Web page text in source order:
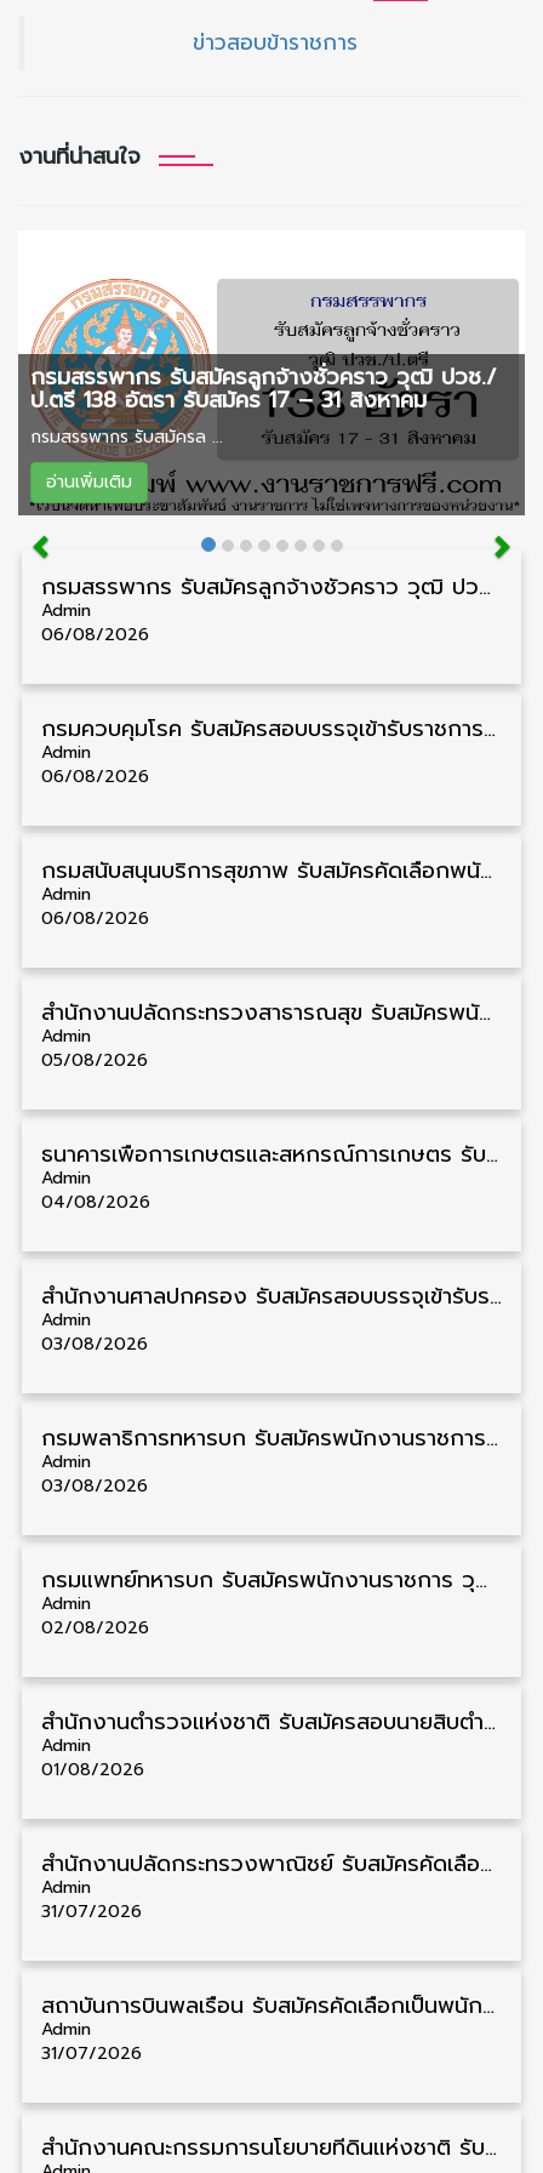
ข่าวสอบข้าราชการ
งานที่น่าสนใจ
กรมสรรพากร รับสมัครลูกจ้างชั่วคราว วุฒิ ปวช./
ป.ตรี 138 อัตรา รับสมัคร 17 – 31 สิงหาคม
กรมสรรพากร รับสมัครล ...
อ่านเพิ่มเติม
กรมสรรพากร รับสมัครลูกจ้างชั่วคราว วุฒิ ปวช./ป.ตรี 138 อัตรา รับสมัคร 17 – 31 สิงหาคม
Admin
06/08/2026
กรมควบคุมโรค รับสมัครสอบบรรจุเข้ารับราชการ วุฒิ ปวส./ป.ตรี 17 อัตรา รับสมัคร 17 สิงหาคม – 4 กันยายน
Admin
06/08/2026
กรมสนับสนุนบริการสุขภาพ รับสมัครคัดเลือกพนักงานราชการ วุฒิ ปวส./ป.ตรี 13 อัตรา รับสมัคร 11 – 20 สิงหาคม
Admin
06/08/2026
สำนักงานปลัดกระทรวงสาธารณสุข รับสมัครพนักงานราชการรูปแบบพิเศษ วุฒิ ปวส./ป.ตรี 102 อัตรา รับสมัคร 17 – 28 สิงหาคม
Admin
05/08/2026
ธนาคารเพื่อการเกษตรและสหกรณ์การเกษตร รับสมัครบุคคลเพื่อเป็นผู้ช่วยพนักงาน วุฒิ ป.ตรี 5 อัตรา รับสมัคร 4 – 14 สิงหาคม
Admin
04/08/2026
สํานักงานศาลปกครอง รับสมัครสอบบรรจุเข้ารับราชการ วุฒิ ป.ตรี 72 อัตรา รับสมัคร 31 สิงหาคม – 18 กันยายน
Admin
03/08/2026
กรมพลาธิการทหารบก รับสมัครพนักงานราชการ วุฒิ ม.3/ม.6/ปวช. 66 อัตรา รับสมัคร 10 – 17 สิงหาคม
Admin
03/08/2026
กรมแพทย์ทหารบก รับสมัครพนักงานราชการ วุฒิ ม.3/ม.6/ปวช./ปวท./ปวส. 6 อัตรา รับสมัคร 3 – 7 สิงหาคม
Admin
02/08/2026
สำนักงานตำรวจแห่งชาติ รับสมัครสอบนายสิบตำรวจ วุฒิ ม.6/ปวช. 6,000 อัตรา รับสมัคร 8 – 19 สิงหาคม
Admin
01/08/2026
สำนักงานปลัดกระทรวงพาณิชย์ รับสมัครคัดเลือกพนักงานราชการ วุฒิ ปวส./ป.ตรี 11 อัตรา รับสมัคร 10 – 21 สิงหาคม
Admin
31/07/2026
สถาบันการบินพลเรือน รับสมัครคัดเลือกเป็นพนักงาน วุฒิ ป.ตรี/ป.โท/ป.เอก 11 อัตรา รับสมัคร 27 กรกฎาคม – 10 สิงหาคม
Admin
31/07/2026
สำนักงานคณะกรรมการนโยบายที่ดินแห่งชาติ รับสมัครคัดเลือกพนักงานราชการ วุฒิ ป.ตรี 6 อัตรา รับสมัคร 13 กรกฎาคม – 6 สิงหาคม